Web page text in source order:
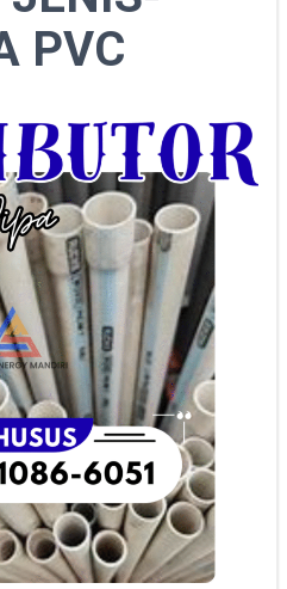
PVC